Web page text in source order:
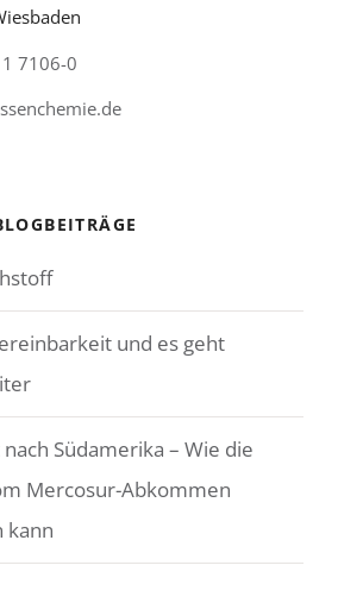
7106-0
und es geht
Südamerika – Wie die
Mercosur-Abkommen
kann